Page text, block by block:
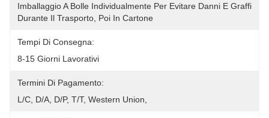
Imballaggio A Bolle Individualmente Per Evitare Danni E Graffi
Durante Il Trasporto, Poi In Cartone
Tempi Di Consegna:
8-15 Giorni Lavorativi
Termini Di Pagamento:
L/C, D/A, D/P, T/T, Western Union,